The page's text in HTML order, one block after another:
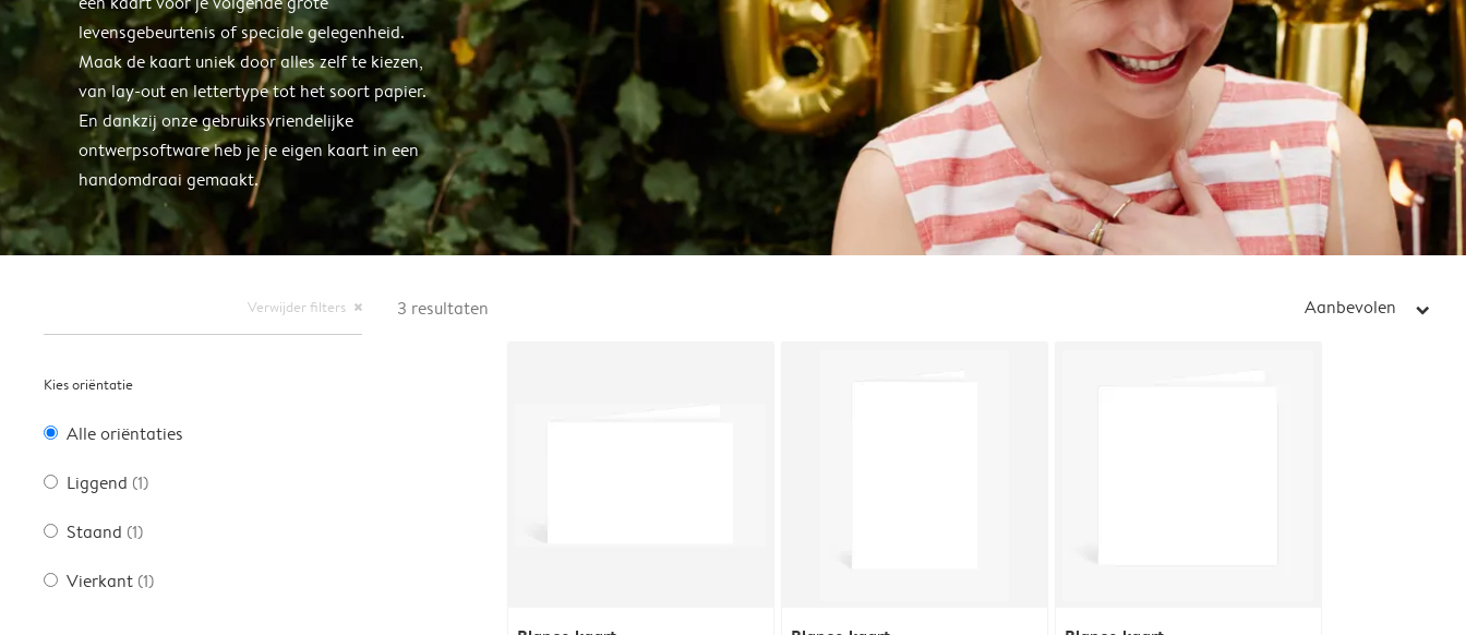
levensgebeurtenis of speciale gelegenheid.
Maak de kaart uniek door alles zelf te kiezen,
van lay-out en lettertype tot het soort papier.
En dankzij onze gebruiksvriendelijke
ontwerpsoftware heb je je eigen kaart in een
handomdraai gemaakt.
Verwijder filters close
Kies oriëntatie
Alle oriëntaties
Liggend (1)
Staand (1)
Vierkant (1)
3 resultaten Aanbevolen arrow_right